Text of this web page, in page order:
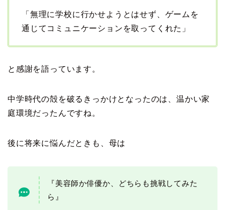
「無理に学校に行かせようとはせず、ゲームを
通じてコミュニケーションを取ってくれた」
と感謝を語っています。
中学時代の殻を破るきっかけとなったのは、温かい家
庭環境だったんですね。
後に将来に悩んだときも、母は
『美容師か俳優か、どちらも挑戦してみた
ら』